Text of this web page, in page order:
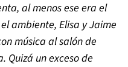
al menos ese era el
ambiente, Elisa y Jaime
música al salón de
Quizá un exceso de